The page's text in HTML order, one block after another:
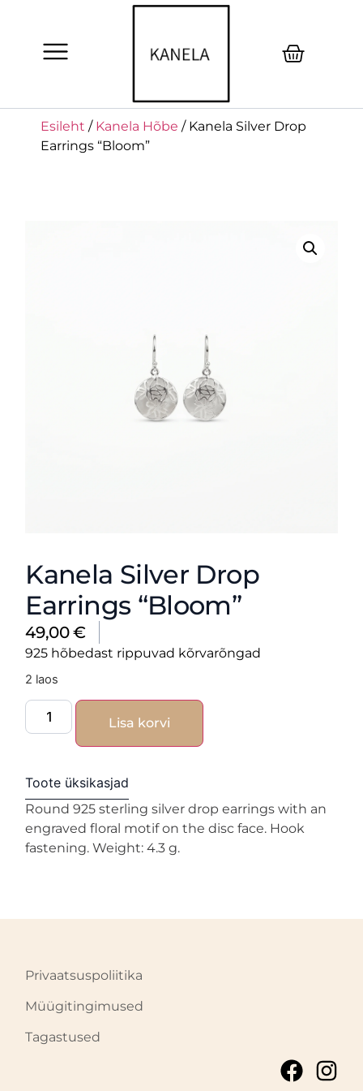
Esileht / Kanela Hõbe / Kanela Silver Drop
Earrings “Bloom”
Kanela Silver Drop
Earrings “Bloom”
49,00€
925 hõbedast rippuvad kõrvarõngad
2 laos
Lisa korvi
Toote üksikasjad
Round 925 sterling silver drop earrings with an
engraved floral motif on the disc face. Hook
fastening. Weight: 4.3 g.
Privaatsuspoliitika
Müügitingimused
Tagastused